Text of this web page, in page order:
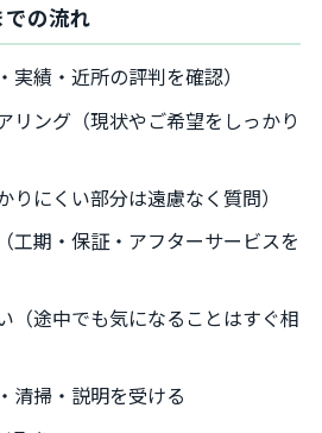
の流れ
実績・近所の評判を確認）
リング（現状やご希望をしっかり
りにくい部分は遠慮なく質問）
工期・保証・アフターサービスを
（途中でも気になることはすぐ相
清掃・説明を受ける